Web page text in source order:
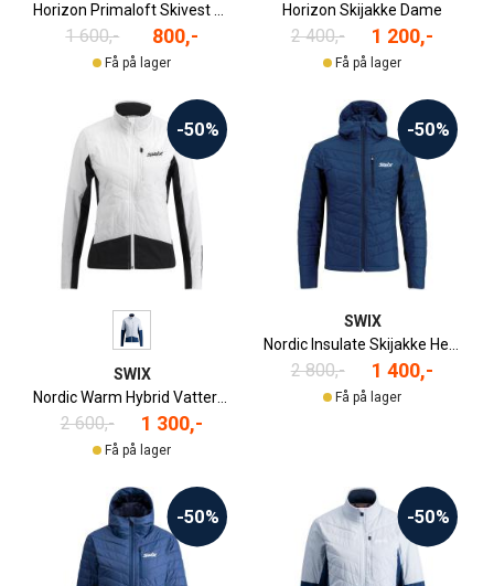
Horizon Primaloft Skivest Dame
1 600,- 800,-
Få på lager
Horizon Skijakke Dame
2 400,- 1 200,-
Få på lager
-50%
SWIX
2 600,- 1 300,-
Få på lager
-50%
SWIX
Nordic Insulate Skijakke Herre
2 800,- 1 400,-
Få på lager
-50% -50%